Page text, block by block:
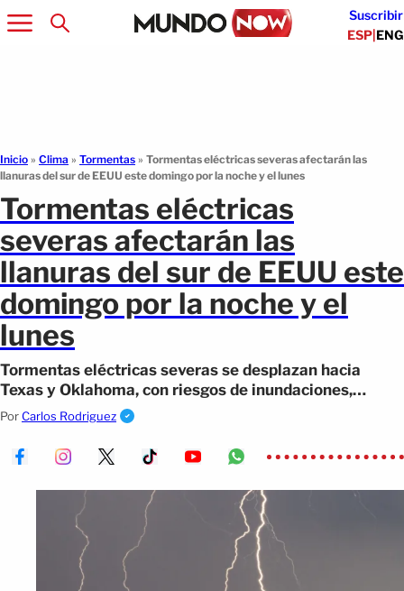
Suscribir
ESP|ENG
Inicio » Clima » Tormentas » Tormentas eléctricas severas afectarán las
llanuras del sur de EEUU este domingo por la noche y el lunes
Tormentas eléctricas
severas afectarán las
llanuras del sur de EEUU este
domingo por la noche y el
lunes
Tormentas eléctricas severas se desplazan hacia
Texas y Oklahoma, con riesgos de inundaciones,
granizo y tornados aislados
PorCarlos Rodriguez